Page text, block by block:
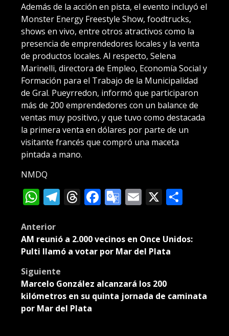
Además de la acción en pista, el evento incluyó el
Monster Energy Freestyle Show, foodtrucks,
shows en vivo, entre otros atractivos como la
presencia de emprendedores locales y la venta
de productos locales. Al respecto, Selena
Marinelli, directora de Empleo, Economía Social y
Formación para el Trabajo de la Municipalidad
de Gral. Pueyrredon, informó que participaron
más de 200 emprendedores con un balance de
ventas muy positivo, y que tuvo como destacada
la primera venta en dólares por parte de un
visitante francés que compró una maceta
pintada a mano.
NMDQ
WhatsApp
Telegram
Threads
Facebook
Google
Email
X
Post
navigation
Anterior
AM reunió a 2.000 vecinos en Once Unidos:
Pulti llamó a votar por Mar del Plata
Siguiente
Marcelo González alcanzará los 200
kilómetros en su quinta jornada de caminata
por Mar del Plata